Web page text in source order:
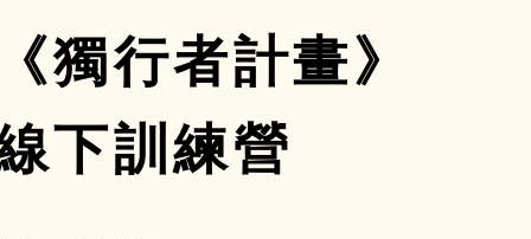
獨行者計畫》
下訓練營